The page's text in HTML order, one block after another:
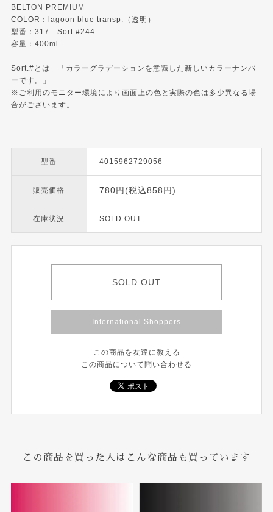
BELTON PREMIUM
COLOR：lagoon blue transp.（透明）
型番：317 Sort.#244
容量：400ml
Sort.#とは 「カラーグラデーションを意識した新しいカラーナンバ
ーです。」
※ご利用のモニター環境により画面上の色と実際の色は多少異なる場
合がございます。
型番 4015962729056
販売価格 780円(税込858円)
在庫状況 SOLD OUT
SOLD OUT
International Shoppers
この商品を友達に教える
この商品について問い合わせる
この商品を買った人はこんな商品も買っています